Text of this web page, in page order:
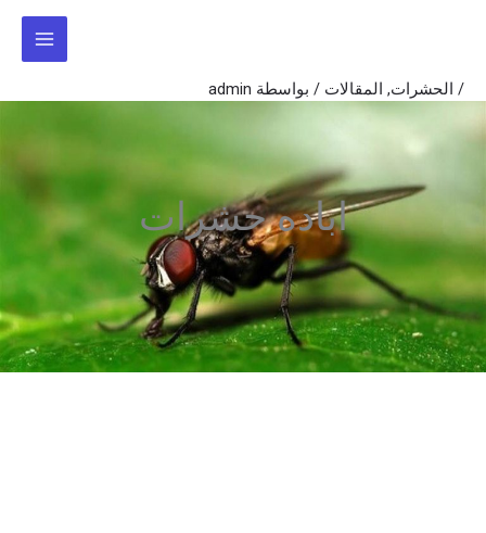
/ الحشرات, المقالات / بواسطة admin
اباده حشرات